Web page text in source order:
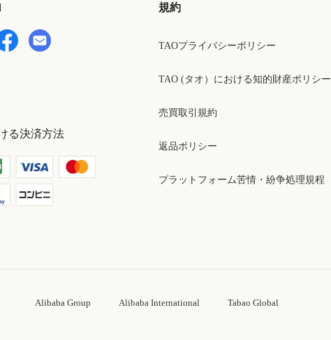
る決済方法
規約
TAOプライバシーポリシー
TAO (タオ）における知的財産ポリシー
売買取引規約
返品ポリシー
プラットフォーム苦情・紛争処理規程
Alibaba Group Alibaba International Tabao Global